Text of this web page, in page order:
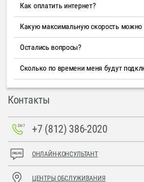
Как оплатить интернет?
Какую максимальную скорость можно
Остались вопросы?
Сколько по времени меня будут
Контакты
+7 (812) 386-2020
ОНЛАЙН-КОНСУЛЬТАНТ
ЦЕНТРЫ ОБСЛУЖИВАНИЯ